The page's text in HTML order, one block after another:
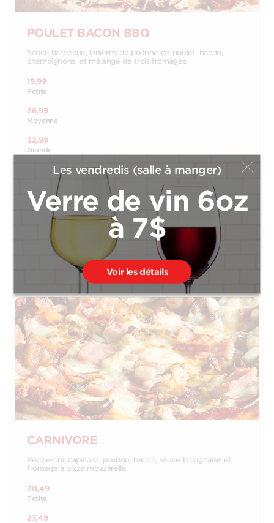
POULET BACON BBQ
Sauce barbecue, lanières de poitrine de poulet, bacon,
champignons, et mélange de trois fromages.
19,99
Petite
26,99
Moyenne
32,99
Grande
Extra-Large
14,99
Bambino
Commander
CARNIVORE
Pepperoni, capicollo, jambon, bacon, sauce bolognaise et
fromage à pizza mozzarella.
20,49
Petite
27,49
Les vendredis (salle à manger)
Verre de vin 6oz
à 7$
Voir les détails